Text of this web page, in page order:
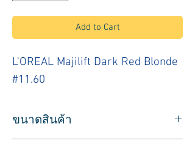
Add to Cart
L'OREAL Majilift Dark Red Blonde
#11.60
ขนาดสินค้า